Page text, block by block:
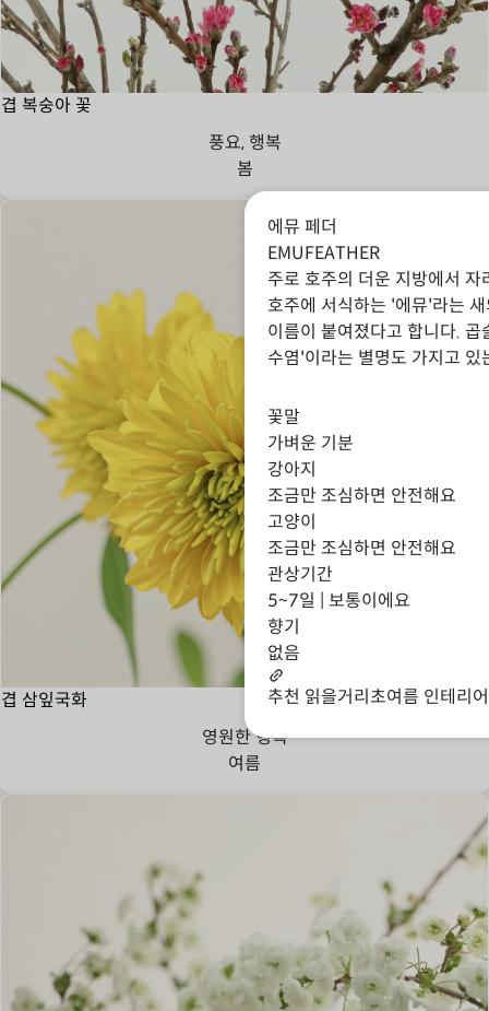
겹 복숭아 꽃
풍요, 행복
봄
겹 삼잎국화
영원한 행복
여름
가
에뮤 페더
EMUFEATHER
주로 호주의 더운 지방에서
호주에 서식하는 '에뮤'라는
이름이 붙여졌다고 합니다.
수염'이라는 별명도 가지고
주는 매력이 있습니다.
꽃말
가벼운 기분
강아지
조금만 조심하면 안전해요
고양이
조금만 조심하면 안전해요
관상기간
5~7일 | 보통이에요
향기
없음
추천 읽을거리 초여름 인테리